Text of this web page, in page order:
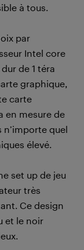
à tous.
par
Intel core
de 1 téra
graphique,
carte
en mesure de
n’importe quel
élevé.
set up de jeu
très
Ce design
et le noir